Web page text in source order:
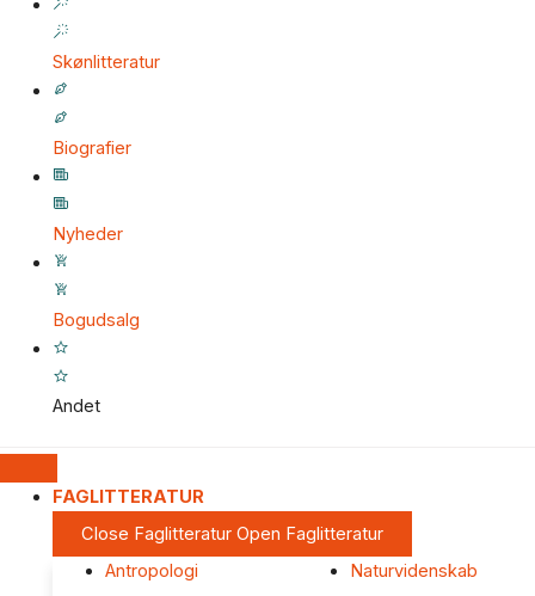
Skønlitteratur
Biografier
Nyheder
Bogudsalg
Andet
FAGLITTERATUR
Close Faglitteratur Open Faglitteratur
Antropologi
Naturvidenskab